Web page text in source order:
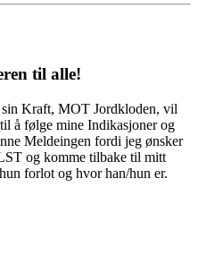
til alle!
Kraft, MOT Jordkloden, vil
å følge mine Indikasjoner og
Meldeingen fordi jeg ønsker
og komme tilbake til mitt
forlot og hvor han/hun er.